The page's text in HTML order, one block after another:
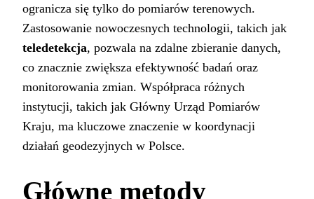
ogranicza się tylko do pomiarów terenowych.
Zastosowanie nowoczesnych technologii, takich jak
teledetekcja, pozwala na zdalne zbieranie danych,
co znacznie zwiększa efektywność badań oraz
monitorowania zmian. Współpraca różnych
instytucji, takich jak Główny Urząd Pomiarów
Kraju, ma kluczowe znaczenie w koordynacji
działań geodezyjnych w Polsce.
Główne metody